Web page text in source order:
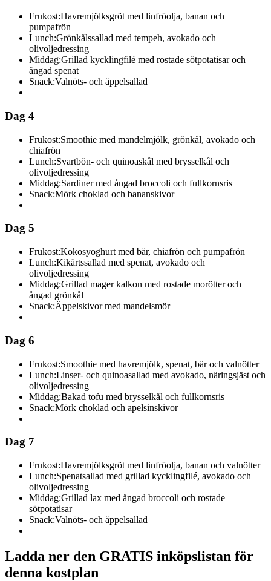
Frukost:Havremjölksgröt med linfröolja, banan och
pumpafrön
Lunch:Grönkålssallad med tempeh, avokado och
olivoljedressing
Middag:Grillad kycklingfilé med rostade sötpotatisar och
ångad spenat
Snack:Valnöts- och äppelsallad
Dag 4
Frukost:Smoothie med mandelmjölk, grönkål, avokado och
chiafrön
Lunch:Svartbön- och quinoaskål med brysselkål och
olivoljedressing
Middag:Sardiner med ångad broccoli och fullkornsris
Snack:Mörk choklad och bananskivor
Dag 5
Frukost:Kokosyoghurt med bär, chiafrön och pumpafrön
Lunch:Kikärtssallad med spenat, avokado och
olivoljedressing
Middag:Grillad mager kalkon med rostade morötter och
ångad grönkål
Snack:Äppelskivor med mandelsmör
Dag 6
Frukost:Smoothie med havremjölk, spenat, bär och valnötter
Lunch:Linser- och quinoasallad med avokado, näringsjäst och
olivoljedressing
Middag:Bakad tofu med brysselkål och fullkornsris
Snack:Mörk choklad och apelsinskivor
Dag 7
Frukost:Havremjölksgröt med linfröolja, banan och valnötter
Lunch:Spenatsallad med grillad kycklingfilé, avokado och
olivoljedressing
Middag:Grillad lax med ångad broccoli och rostade
sötpotatisar
Snack:Valnöts- och äppelsallad
Ladda ner den GRATIS inköpslistan för
denna kostplan